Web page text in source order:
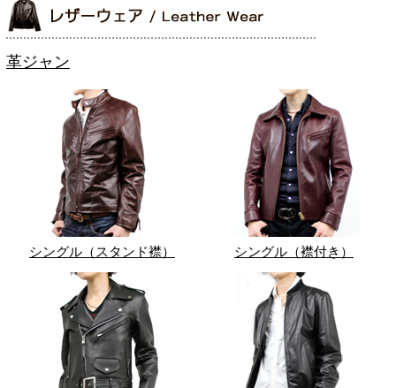
革ジャン
シングル（スタンド襟） シングル（襟付き）